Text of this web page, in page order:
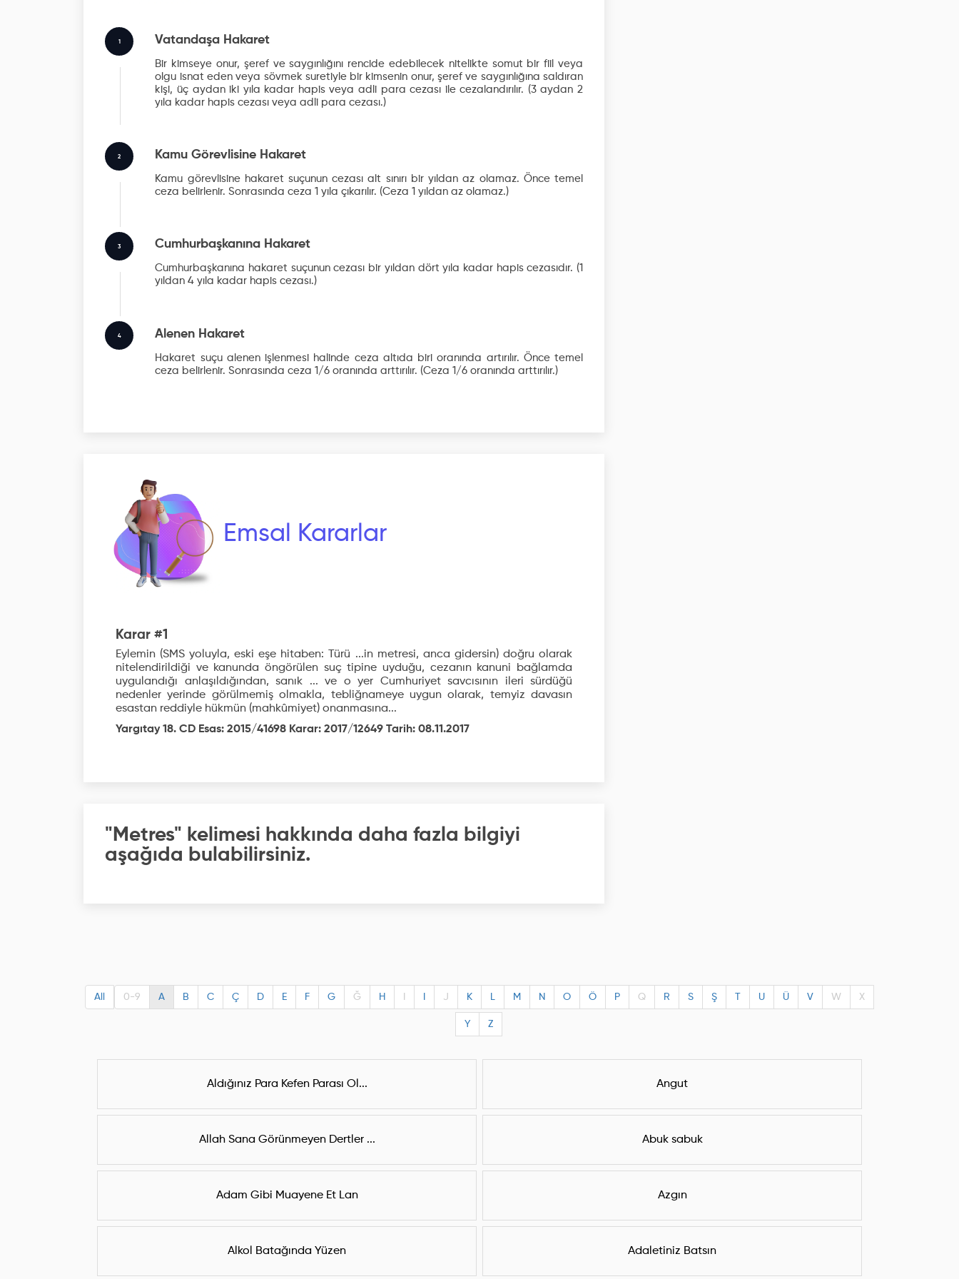
1 Vatandaşa Hakaret
Bir kimseye onur, şeref ve saygınlığını rencide edebilecek nitelikte somut bir fiil veya
olgu isnat eden veya sövmek suretiyle bir kimsenin onur, şeref ve saygınlığına saldıran
kişi, üç aydan iki yıla kadar hapis veya adli para cezası ile cezalandırılır. (3 aydan 2
yıla kadar hapis cezası veya adli para cezası.)
2 Kamu Görevlisine Hakaret
Kamu görevlisine hakaret suçunun cezası alt sınırı bir yıldan az olamaz. Önce temel
ceza belirlenir. Sonrasında ceza 1 yıla çıkarılır. (Ceza 1 yıldan az olamaz.)
3 Cumhurbaşkanına Hakaret
Cumhurbaşkanına hakaret suçunun cezası bir yıldan dört yıla kadar hapis cezasıdır. (1
yıldan 4 yıla kadar hapis cezası.)
4 Alenen Hakaret
Hakaret suçu alenen işlenmesi halinde ceza altıda biri oranında artırılır. Önce temel
ceza belirlenir. Sonrasında ceza 1/6 oranında arttırılır. (Ceza 1/6 oranında arttırılır.)
Emsal Kararlar
Karar #1
Eylemin (SMS yoluyla, eski eşe hitaben: Türü ...in metresi, anca gidersin) doğru olarak
nitelendirildiği ve kanunda öngörülen suç tipine uyduğu, cezanın kanuni bağlamda
uygulandığı anlaşıldığından, sanık ... ve o yer Cumhuriyet savcısının ileri sürdüğü
nedenler yerinde görülmemiş olmakla, tebliğnameye uygun olarak, temyiz davasın
esastan reddiyle hükmün (mahkûmiyet) onanmasına...
Yargıtay 18. CD Esas: 2015/41698 Karar: 2017/12649 Tarih: 08.11.2017
"Metres" kelimesi hakkında daha fazla bilgiyi
aşağıda bulabilirsiniz.
All 0-9 A B C Ç D E F G Ğ H J K L M N O Ö P Q R S Ş U Ü V W X
Y Z
Aldığınız Para Kefen Parası Ol... Angut
Allah Sana Görünmeyen Dertler ... Abuk sabuk
Adam Gibi Muayene Et Lan Azgın
Alkol Batağında Yüzen Adaletiniz Batsın